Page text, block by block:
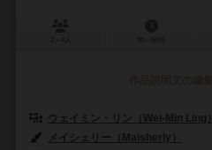
ウェイミン・リン（Wei-Min Ling）
メイシェリー（Maisherly）